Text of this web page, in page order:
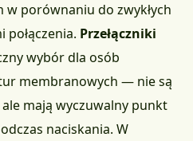
porównaniu do zwykłych
Przełączniki
wybór dla osób
membranowych — nie są
mają wyczuwalny punkt
naciskania. W